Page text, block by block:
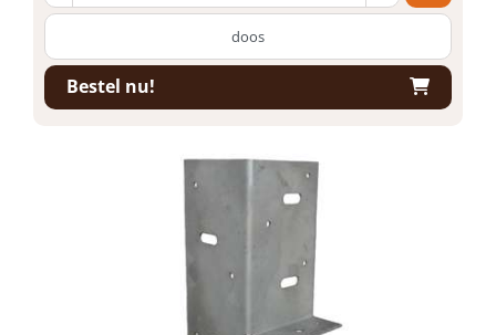
doos
Bestel nu!